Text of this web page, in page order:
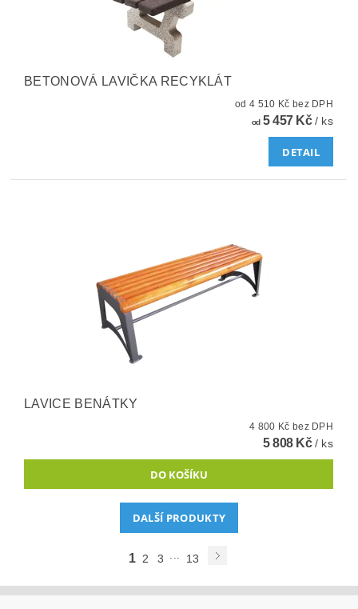
BETONOVÁ LAVIČKA RECYKLÁT
od 4 510 Kč bez DPH
od5 457 Kč/ ks
DETAIL
LAVICE BENÁTKY
4 800 Kč bez DPH
5 808 Kč/ ks
DALŠÍ PRODUKTY
1 2 3 ... 13